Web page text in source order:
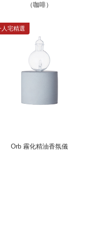
（咖啡）
人宅精選
Orb 霧化精油香氛儀